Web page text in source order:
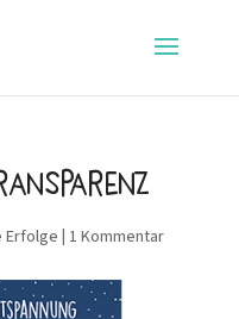
Erfolge | 1 Kommentar